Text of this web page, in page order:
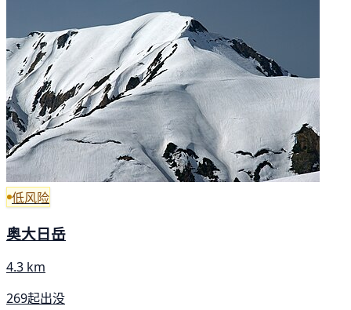
低风险
奥大日岳
4.3 km
269起出没